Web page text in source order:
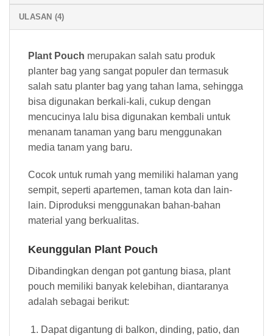
ULASAN (4)
Plant Pouch merupakan salah satu produk
planter bag yang sangat populer dan termasuk
salah satu planter bag yang tahan lama, sehingga
bisa digunakan berkali-kali, cukup dengan
mencucinya lalu bisa digunakan kembali untuk
menanam tanaman yang baru menggunakan
media tanam yang baru.
Cocok untuk rumah yang memiliki halaman yang
sempit, seperti apartemen, taman kota dan lain-
lain. Diproduksi menggunakan bahan-bahan
material yang berkualitas.
Keunggulan Plant Pouch
Dibandingkan dengan pot gantung biasa, plant
pouch memiliki banyak kelebihan, diantaranya
adalah sebagai berikut:
Dapat digantung di balkon, dinding, patio, dan